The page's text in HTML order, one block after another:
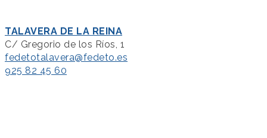
TALAVERA DE LA REINA
C/ Gregorio de los Ríos, 1
fedetotalavera@fedeto.es
925 82 45 60